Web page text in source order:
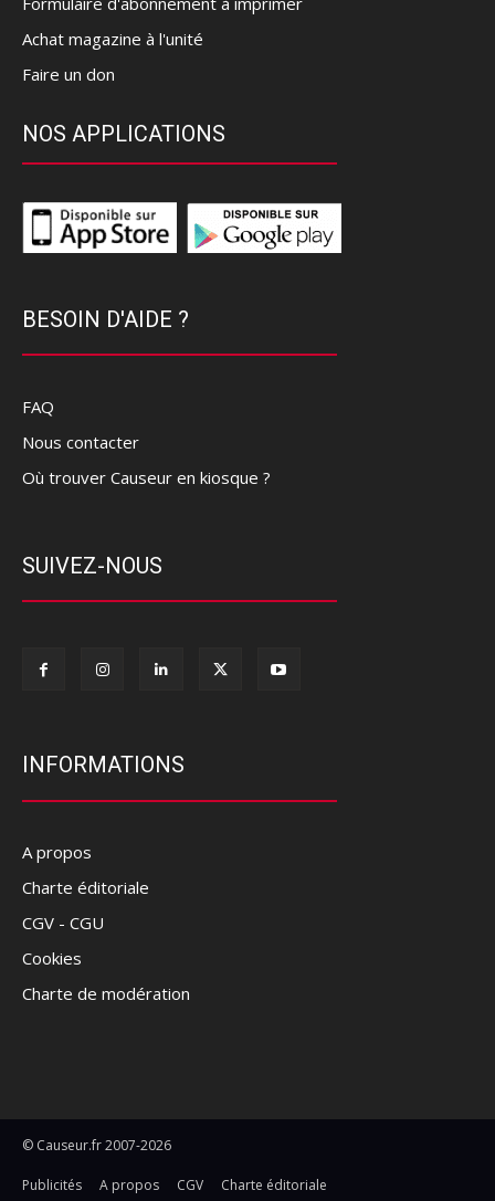
Achat magazine à l'unité
Faire un don
NOS APPLICATIONS
BESOIN D'AIDE ?
FAQ
Nous contacter
Où trouver Causeur en kiosque ?
SUIVEZ-NOUS
INFORMATIONS
A propos
Charte éditoriale
CGV - CGU
Cookies
Charte de modération
© Causeur.fr 2007-2026
Publicités A propos CGV
Charte éditoriale